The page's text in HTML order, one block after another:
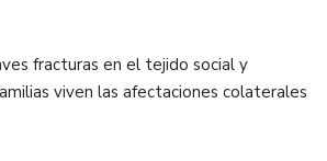
fracturas en el tejido social y
viven las afectaciones colaterales